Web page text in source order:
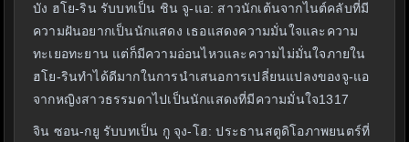
บัง ฮโย-ริน รับบทเป็น ชิน จู-แอ: สาวนักเต้นจากไนต์คลับที่มี
ความฝันอยากเป็นนักแสดง เธอแสดงความมั่นใจและความ
ทะเยอทะยาน แต่ก็มีความอ่อนไหวและความไม่มั่นใจภายใน
ฮโย-รินทำได้ดีมากในการนำเสนอการเปลี่ยนแปลงของจู-แอ
จากหญิงสาวธรรมดาไปเป็นนักแสดงที่มีความมั่นใจ1317
จิน ซอน-กยู รับบทเป็น กู จุง-โฮ: ประธานสตูดิโอภาพยนตร์ที่